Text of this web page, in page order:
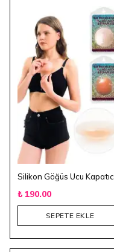
Silikon Göğüs Ucu
₺ 190.00
SEPETE EKLE